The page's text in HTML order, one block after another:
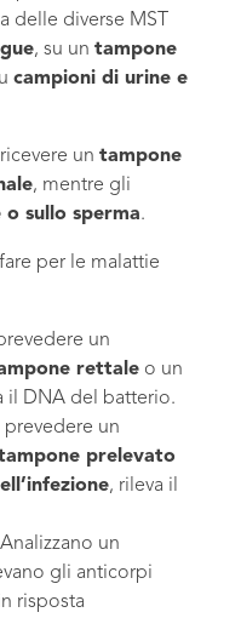
delle diverse MST
, su un tampone
campioni di urine e
un tampone
, mentre gli
sullo sperma.
per le malattie
un
rettale o un
il DNA del batterio.
prevedere un
prelevato
, rileva il
un
gli anticorpi
risposta